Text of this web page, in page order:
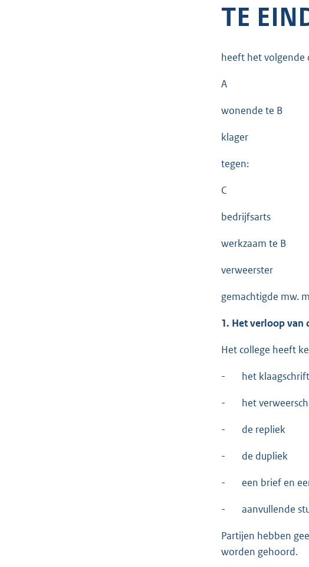
TE
heeft het volgende
A
wonende te B
klager
tegen:
C
bedrijfsarts
werkzaam te B
verweerster
gemachtigde mw.
1. Het verloop van
Het college heeft
- het klaagschrift
- het
- de repliek
- de dupliek
- een brief en een
- aanvullende
Partijen hebben
worden gehoord.